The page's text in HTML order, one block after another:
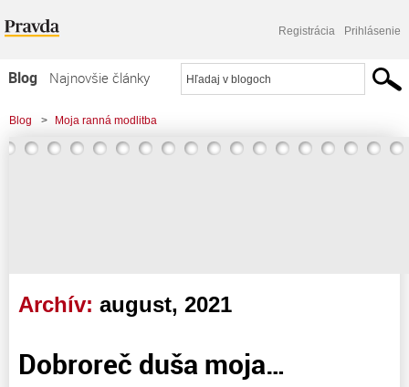
Registrácia Prihlásenie
Blog
Najnovšie články
Najčítanejšie články
Najkomentovanejšie články
Blog > Moja ranná modlitba
Archív: august, 2021
Dobroreč duša moja…